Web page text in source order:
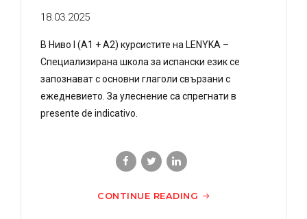
18.03.2025
В Ниво I (A1 + A2) курсистите на LENYKA –
Специализирана школа за испански език се
запознават с основни глаголи свързани с
ежедневието. За улеснение са спрегнати в
presente de indicativo.
CONTINUE READING